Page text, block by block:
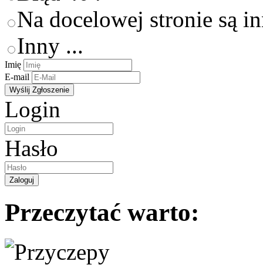
Na docelowej stronie są
Inny ...
Imię
E-mail
Login
Hasło
Przeczytać warto: